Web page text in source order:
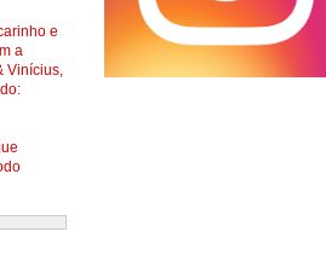
e
a
Vinícius,